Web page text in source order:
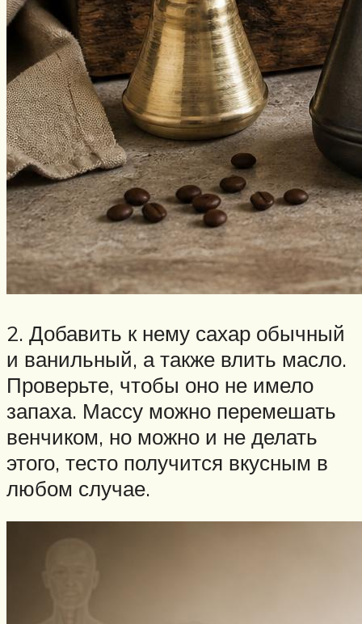
2. Добавить к нему сахар обычный
и ванильный, а также влить масло.
Проверьте, чтобы оно не имело
запаха. Массу можно перемешать
венчиком, но можно и не делать
этого, тесто получится вкусным в
любом случае.